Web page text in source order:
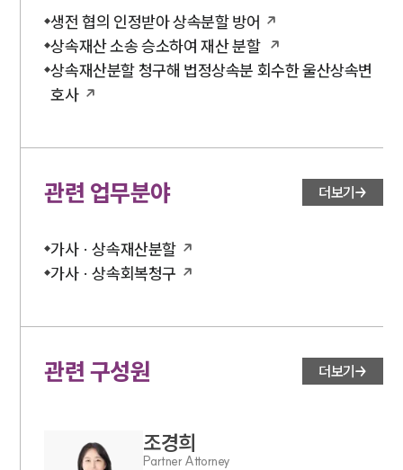
생전 협의 인정받아 상속분할 방어
상속재산 소송 승소하여 재산 분할
상속재산분할 청구해 법정상속분 회수한 울산상속변
호사
관련 업무분야 더보기
가사 · 상속재산분할
가사 · 상속회복청구
관련 구성원 더보기
조경희
Partner Attorney